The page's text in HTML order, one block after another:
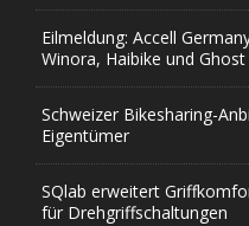
Eilmeldung: Accell
Winora, Haibike und
Schweizer Bikesharing-
Eigentümer
SQlab erweitert
für Drehgriffschaltungen